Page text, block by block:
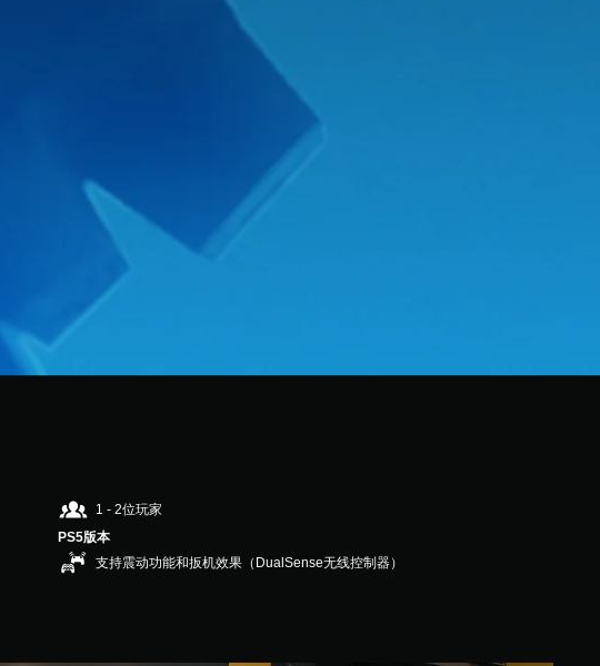
1 - 2位玩家
PS5版本
支持震动功能和扳机效果（DualSense无线控制器）